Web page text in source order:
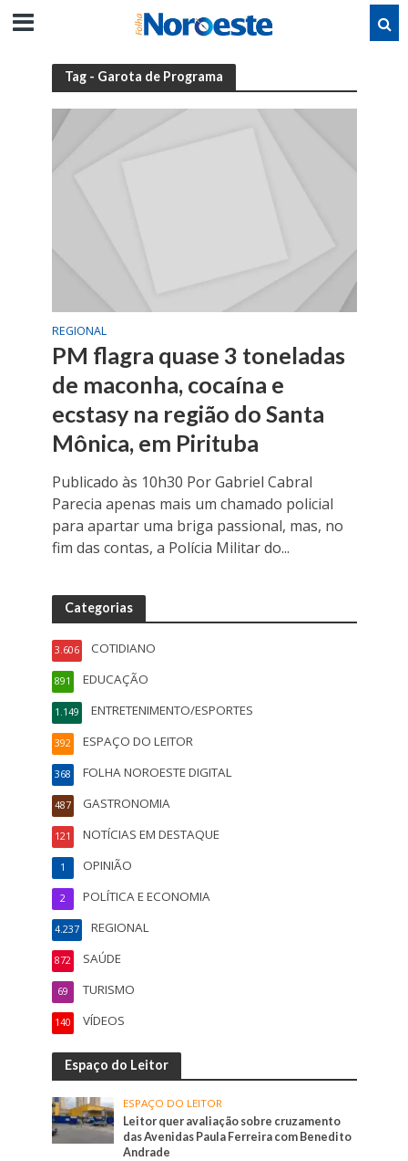
Tag - Garota de Programa
REGIONAL
PM flagra quase 3 toneladas
de maconha, cocaína e
ecstasy na região do Santa
Mônica, em Pirituba
Publicado às 10h30 Por Gabriel Cabral
Parecia apenas mais um chamado policial
para apartar uma briga passional, mas, no
fim das contas, a Polícia Militar do...
Categorias
COTIDIANO
3.606
EDUCAÇÃO
891
ENTRETENIMENTO/ESPORTES
1.149
ESPAÇO DO LEITOR
392
FOLHA NOROESTE DIGITAL
368
GASTRONOMIA
487
NOTÍCIAS EM DESTAQUE
121
OPINIÃO
1
POLÍTICA E ECONOMIA
2
REGIONAL
4.237
SAÚDE
872
TURISMO
69
VÍDEOS
140
Espaço do Leitor
ESPAÇO DO LEITOR
Leitor quer avaliação sobre cruzamento
das Avenidas Paula Ferreira com Benedito
Andrade